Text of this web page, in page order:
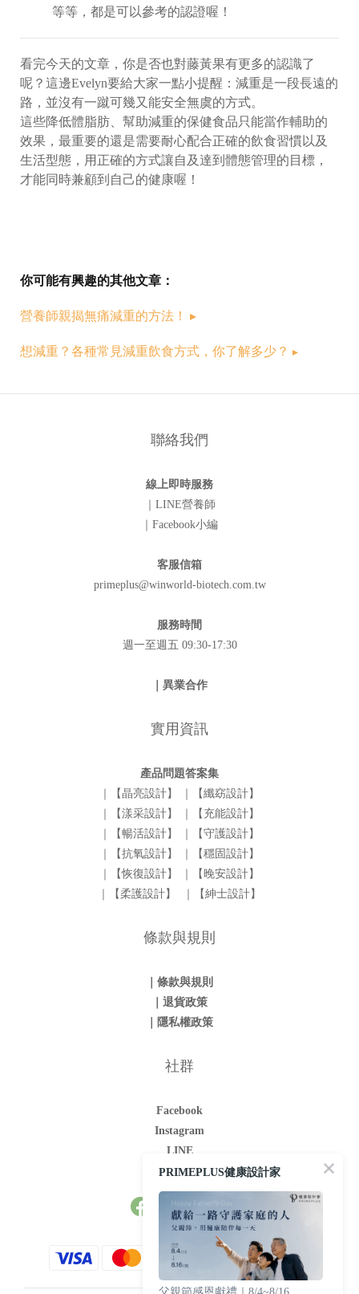
等等，都是可以參考的認證喔！
看完今天的文章，你是否也對藤黃果有更多的認識了
呢？這邊Evelyn要給大家一點小提醒：減重是一段長遠的
路，並沒有一蹴可幾又能安全無虞的方式。
這些降低體脂肪、幫助減重的保健食品只能當作輔助的
效果，最重要的還是需要耐心配合正確的飲食習慣以及
生活型態，用正確的方式讓自及達到體態管理的目標，
才能同時兼顧到自己的健康喔！
你可能有興趣的其他文章：
營養師親揭無痛減重的方法！ ▸
想減重？各種常見減重飲食方式，你了解多少？ ▸
聯絡我們
線上即時服務
｜LINE營養師
｜Facebook小編
客服信箱
primeplus@winworld-biotech.com.tw
服務時間
週一至週五 09:30-17:30
｜異業合作
實用資訊
產品問題答案集
｜【晶亮設計】
｜【纖窈設計】
｜【漾采設計】
｜【充能設計】
｜【暢活設計】
｜【守護設計】
｜【抗氧設計】
｜【穩固設計】
｜【恢復設計】
｜【晚安設計】
｜【柔護設計】
｜【紳士設計】
條款與規則
｜條款與規則
｜退貨政策
｜隱私權政策
社群
Facebook
Instagram
LINE
Youtube
PRIMEPLUS健康設計家